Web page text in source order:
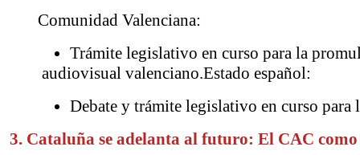
Comunidad Valenciana:
Trámite legislativo en curso para la
audiovisual valenciano.Estado español:
Debate y trámite legislativo en curso para
3. Cataluña se adelanta al futuro: El CAC